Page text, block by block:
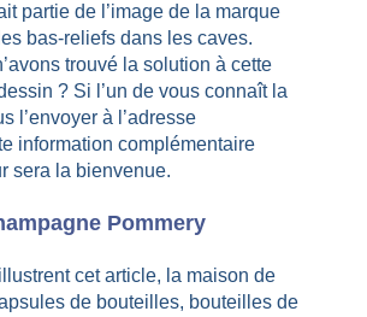
partie de l’image de la marque
bas-reliefs dans les caves.
trouvé la solution à cette
? Si l’un de vous connaît la
l’envoyer à l’adresse
information complémentaire
sera la bienvenue.
Pommery
cet article, la maison de
de bouteilles, bouteilles de